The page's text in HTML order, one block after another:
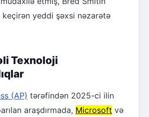
yeddi şəxsi nəzarətə
Texnoloji
(AP) tərəfindən 2025-ci ilin
araşdırmada, Microsoft və